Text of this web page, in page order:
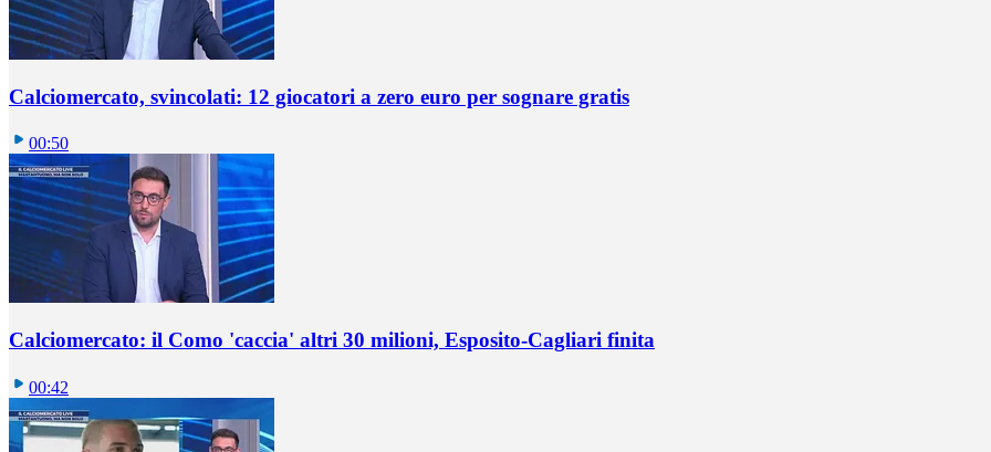
Calciomercato, svincolati: 12 giocatori a zero euro per sognare gratis
00:50
Calciomercato: il Como 'caccia' altri 30 milioni, Esposito-Cagliari finita
00:42